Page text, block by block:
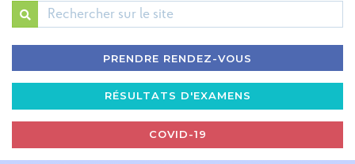
PRENDRE RENDEZ-VOUS
RÉSULTATS D'EXAMENS
COVID-19